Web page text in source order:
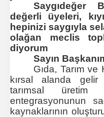
Saygıdeğer
değerli üyeleri,
hepinizi saygıyla
olağan meclis
diyorum
Sayın
Gıda, Tarım ve
kırsal alanda gelir
tarımsal
entegrasyonunun
kaynaklarının